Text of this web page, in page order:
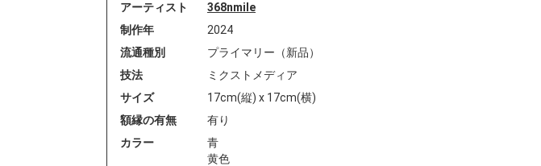
アーティスト
368nmile
制作年
2024
流通種別
プライマリー（新品）
技法
ミクストメディア
サイズ
17cm(縦) x 17cm(横)
額縁の有無
有り
カラー
青
黄色